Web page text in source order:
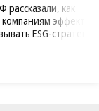
как
ESG-стратегию